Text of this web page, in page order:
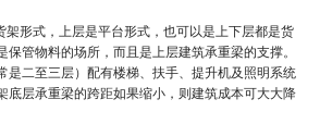
架形式，上层是平台形式，也可以是上下层都是货
管物料的场所，而且是上层建筑承重梁的支撑。
是二至三层）配有楼梯、扶手、提升机及照明系统
底层承重梁的跨距如果缩小，则建筑成本可大大降